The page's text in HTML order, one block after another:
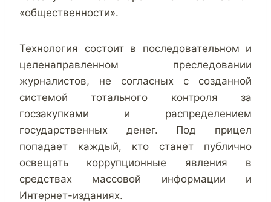
«общественности».
Технология состоит в последовательном и
целенаправленном преследовании
журналистов, не согласных с созданной
системой тотального контроля за
госзакупками и распределением
государственных денег. Под прицел
попадает каждый, кто станет публично
освещать коррупционные явления в
средствах массовой информации и
Интернет-изданиях.